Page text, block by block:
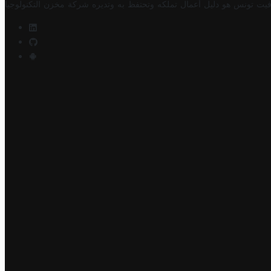
تونس هو دليل أعمال تملكه وتحتفظ به وتديره شركة مخزن التكنولوجيا